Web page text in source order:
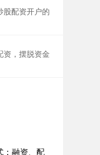
股配资开户的
资，摆脱资金
：融资、配